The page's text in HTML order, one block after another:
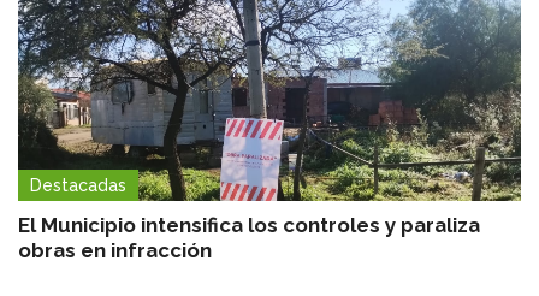
Destacadas
El Municipio intensifica los controles y paraliza
obras en infracción